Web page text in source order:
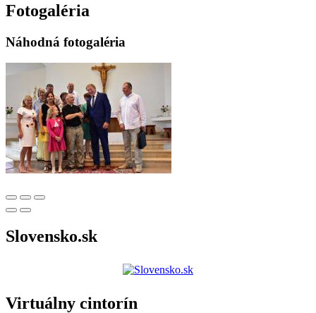
Fotogaléria
Náhodná fotogaléria
Slovensko.sk
Virtuálny cintorín